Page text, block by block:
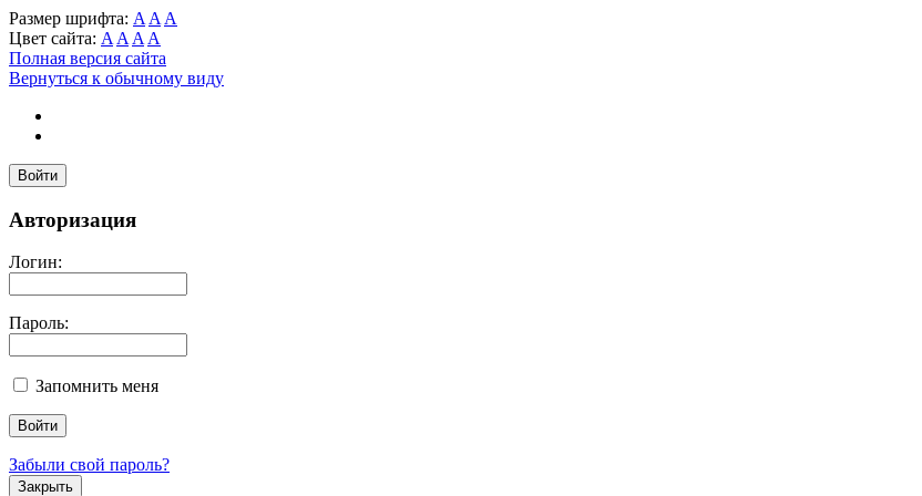
Размер шрифта: A A A
Цвет сайта: A A A A
Полная версия сайта
Вернуться к обычному виду
Войти
Авторизация
Логин:
Пароль:
Запомнить меня
Забыли свой пароль?
Закрыть